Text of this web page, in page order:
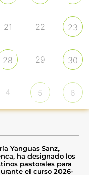
21 22 23
28 29 30
4 5 6
Yanguas Sanz,
ha designado los
pastorales para
el curso 2026-